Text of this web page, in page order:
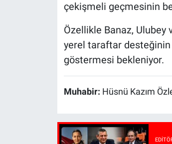
çekişmeli geçmesinin
Özellikle Banaz, Ulubey
yerel taraftar
göstermesi bekleniyor.
Muhabir: Hüsnü Kazım